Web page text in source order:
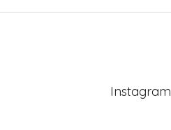
Instagram